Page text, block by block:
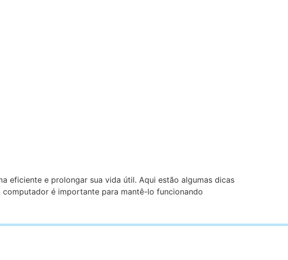
eficiente e prolongar sua vida útil. Aqui estão algumas dicas
é importante para mantê-lo funcionando